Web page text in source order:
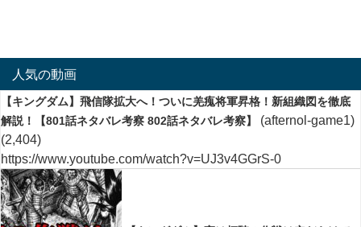
人気の動画
【キングダム】飛信隊拡大へ！ついに羌瘣将軍昇格！新組織図を徹底
解説！【801話ネタバレ考察 802話ネタバレ考察】
(afternol-game1)
(2,404)
https://www.youtube.com/watch?v=UJ3v4GGrS-0